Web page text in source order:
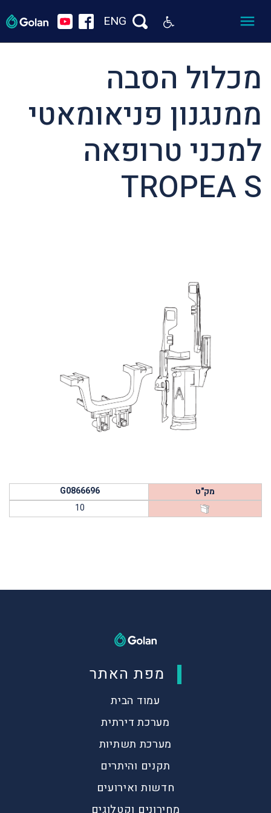
ENG
מכלול הסבה
ממנגנון פניאומאטי
למכני טרופאה
TROPEA S
מק"ט
G0866696
10
מפת האתר
עמוד הבית
מערכת דירתית
מערכת תשתיות
תקנים והיתרים
חדשות ואירועים
מחירונים וקטלוגים